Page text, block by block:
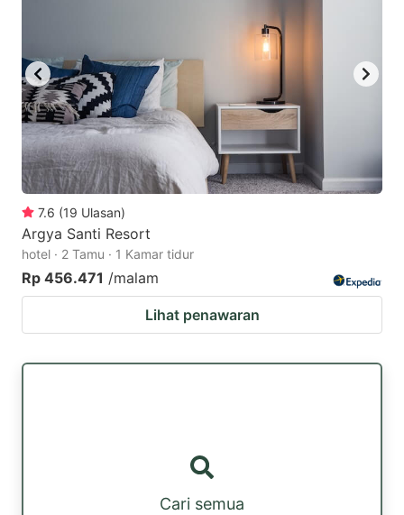
7.6 (19 Ulasan)
Argya Santi Resort
hotel · 2 Tamu · 1 Kamar tidur
Rp 456.471 /malam
Lihat penawaran
Cari semua